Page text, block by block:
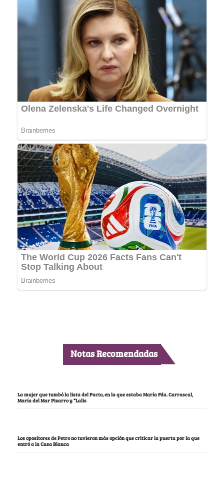
Notas Recomendadas
La mujer que tumbó la lista del Pacto, en la que estaba María Fda. Carrascal,
María del Mar Pizarro y “Lalis
Los opositores de Petro no tuvieron más opción que criticar la puerta por la que
entró a la Casa Blanca